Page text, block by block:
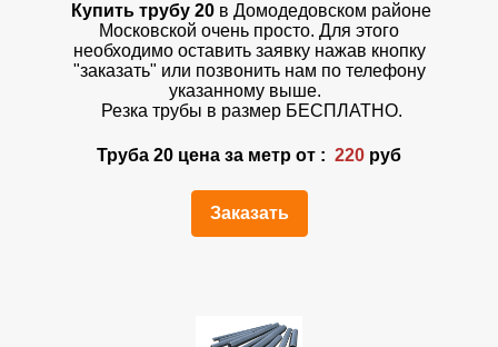
Купить трубу 20 в Домодедовском районе
Московской очень просто. Для этого
необходимо оставить заявку нажав кнопку
"заказать" или позвонить нам по телефону
указанному выше.
Резка трубы в размер БЕСПЛАТНО.
Труба 20 цена за метр от : 220 руб
Заказать